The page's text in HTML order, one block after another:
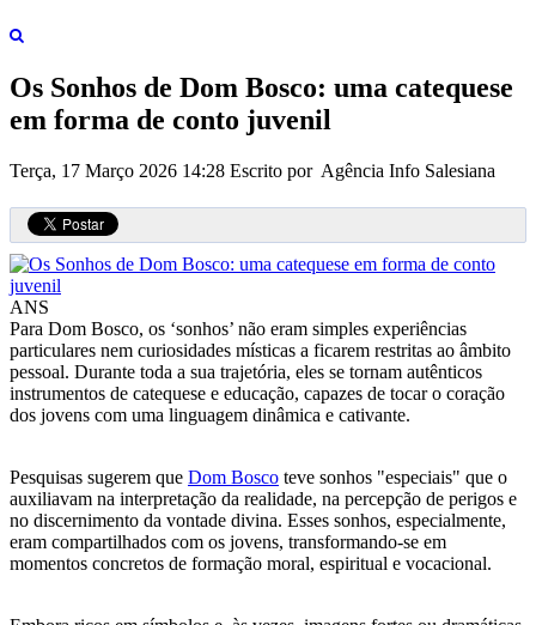
Os Sonhos de Dom Bosco: uma catequese
em forma de conto juvenil
Terça, 17 Março 2026 14:28 Escrito por Agência Info Salesiana
ANS
Para Dom Bosco, os ‘sonhos’ não eram simples experiências
particulares nem curiosidades místicas a ficarem restritas ao âmbito
pessoal. Durante toda a sua trajetória, eles se tornam autênticos
instrumentos de catequese e educação, capazes de tocar o coração
dos jovens com uma linguagem dinâmica e cativante.
Pesquisas sugerem que Dom Bosco teve sonhos "especiais" que o
auxiliavam na interpretação da realidade, na percepção de perigos e
no discernimento da vontade divina. Esses sonhos, especialmente,
eram compartilhados com os jovens, transformando-se em
momentos concretos de formação moral, espiritual e vocacional.